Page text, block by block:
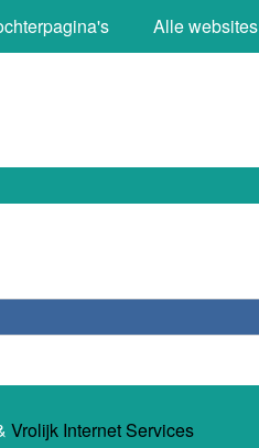
Alle websites
Vrolijk Internet Services